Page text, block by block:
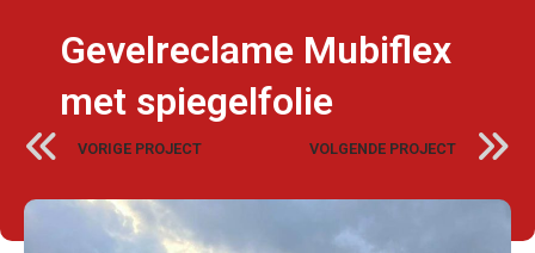
Gevelreclame Mubiflex
met spiegelfolie
VORIGE PROJECT VOLGENDE PROJECT